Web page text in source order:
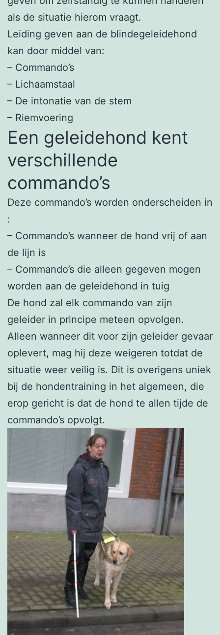
als de situatie hierom vraagt.
Leiding geven aan de blindegeleidehond
kan door middel van:
– Commando’s
– Lichaamstaal
– De intonatie van de stem
– Riemvoering
Een geleidehond kent
verschillende
commando’s
Deze commando’s worden onderscheiden in
:
– Commando’s wanneer de hond vrij of aan
de lijn is
– Commando’s die alleen gegeven mogen
worden aan de geleidehond in tuig
De hond zal elk commando van zijn
geleider in principe meteen opvolgen.
Alleen wanneer dit voor zijn geleider gevaar
oplevert, mag hij deze weigeren totdat de
situatie weer veilig is. Dit is overigens uniek
bij de hondentraining in het algemeen, die
erop gericht is dat de hond te allen tijde de
commando’s opvolgt.